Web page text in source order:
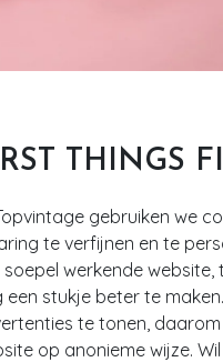
THINGS
gebruiken we
te verfijnen en te
soepel werkende
een stukje beter te
te tonen,
op anonieme wijze.
40s Vintage Bow T-Strap